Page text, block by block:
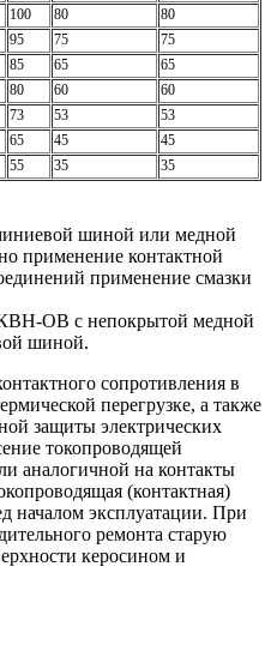
100 80
80
95 75
75
85 65
65
80 60
60
73 53
53
65 45
45
55 35 35
шиной или медной
применение контактной
применение смазки
КВН-ОВ с непокрытой медной
шиной.
сопротивления в
перегрузке, а также
защиты электрических
токопроводящей
аналогичной на контакты
(контактная)
началом эксплуатации. При
ремонта старую
керосином и